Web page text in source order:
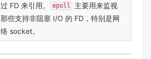
过 FD 来引用。
epoll
主要用来监视
那些支持非阻塞 I/O 的 FD，特别是网
络 socket。